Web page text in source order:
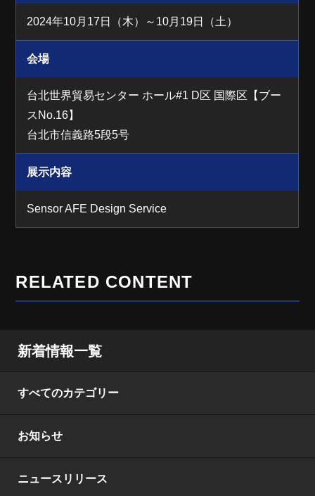
2024年10月17日（木）～10月19日（土）
会場
台北世界貿易センター ホール#1 D区 国際区【ブー
スNo.16】
台北市信義路5段5号
展示内容
Sensor AFE Design Service
RELATED CONTENT
新着情報一覧
すべてのカテゴリー
お知らせ
ニュースリリース